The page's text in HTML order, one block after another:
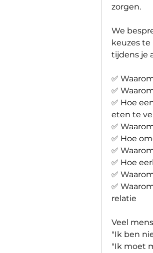
zorgen.
We
keuzes te
tijdens je
✅
✅
✅ Hoe
eten te
✅
✅ Hoe
✅
✅ Hoe
✅
✅
relatie
Veel
"Ik ben
"Ik moet